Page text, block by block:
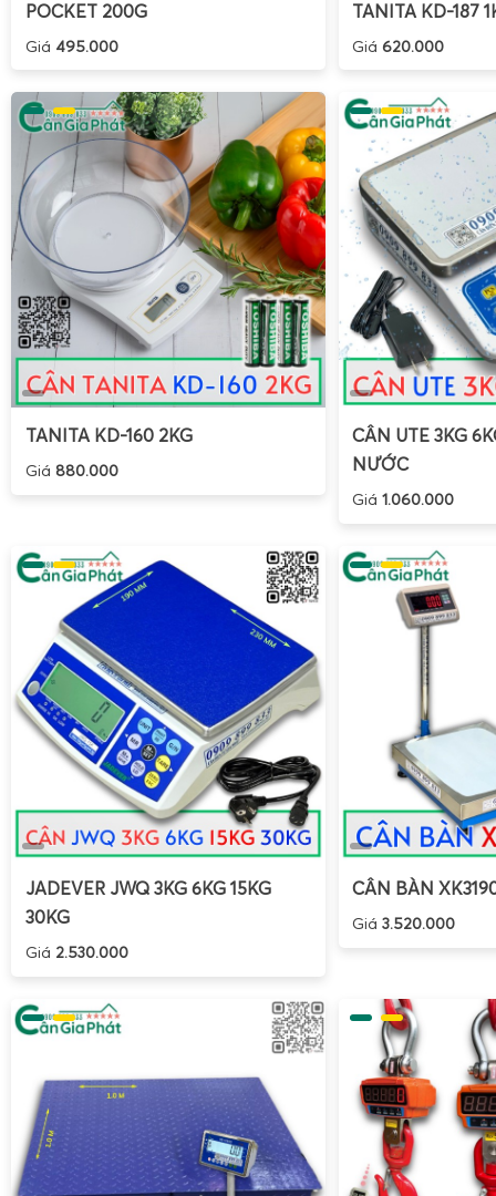
POCKET 200G
Giá 495.000
TANITA KD-187
Giá620.000
TANITA KD-160 2KG
Giá 880.000
CÂN UTE 3KG
NƯỚC
Giá1.060.000
JADEVER JWQ 3KG 6KG 15KG
30KG
Giá 2.530.000
CÂN BÀN
Giá3.520.000